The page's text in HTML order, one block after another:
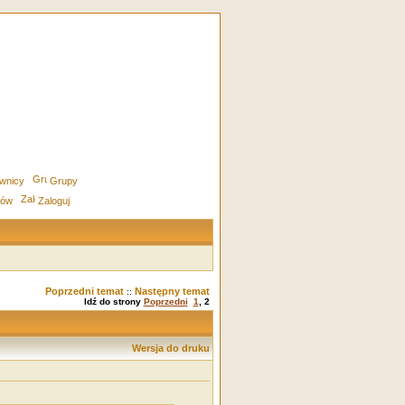
Grupy
Zaloguj
Poprzedni temat:: Następny temat
Idź do strony Poprzedni 1 2
Wersja do druku